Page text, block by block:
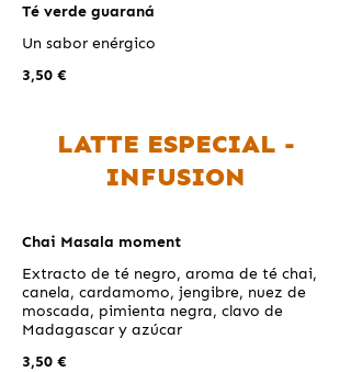
Té verde guaraná
Un sabor enérgico
3,50 €
LATTE ESPECIAL -
INFUSION
Chai Masala moment
Extracto de té negro, aroma de té chai,
canela, cardamomo, jengibre, nuez de
moscada, pimienta negra, clavo de
Madagascar y azúcar
3,50 €